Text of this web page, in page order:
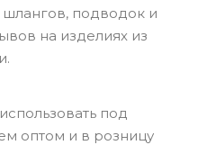
подводок и
на изделиях из
под
оптом и в розницу